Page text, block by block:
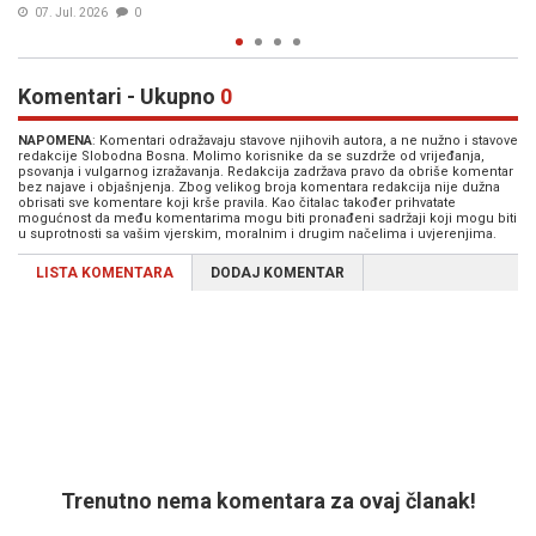
02. Jul. 2026
Komentari - Ukupno 0
NAPOMENA: Komentari odražavaju stavove njihovih autora, a ne nužno i stavove
redakcije Slobodna Bosna. Molimo korisnike da se suzdrže od vrijeđanja,
psovanja i vulgarnog izražavanja. Redakcija zadržava pravo da obriše komentar
bez najave i objašnjenja. Zbog velikog broja komentara redakcija nije dužna
obrisati sve komentare koji krše pravila. Kao čitalac također prihvatate
mogućnost da među komentarima mogu biti pronađeni sadržaji koji mogu biti
u suprotnosti sa vašim vjerskim, moralnim i drugim načelima i uvjerenjima.
LISTA KOMENTARA DODAJ KOMENTAR
Trenutno nema komentara za ovaj članak!